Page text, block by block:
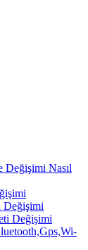
Değişimi Nasıl
Değişimi
Değişimi